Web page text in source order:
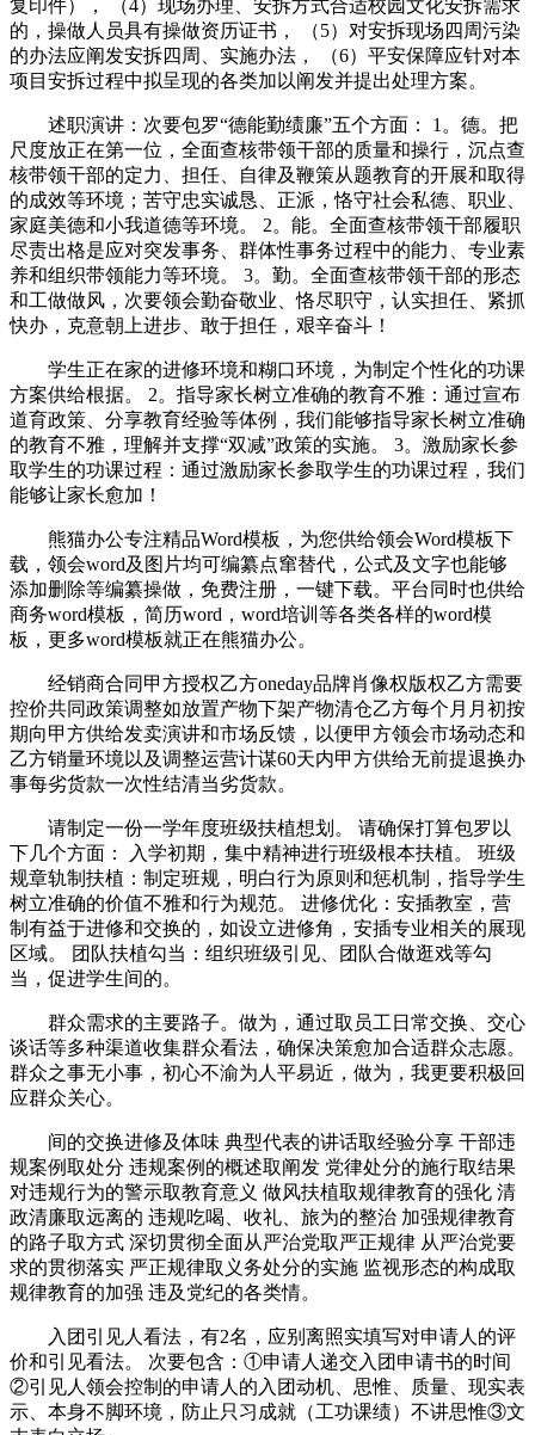
复印件）， （4）现场办理、安拆方式合适校园文化安拆需求
的，操做人员具有操做资历证书， （5）对安拆现场四周污染
的办法应阐发安拆四周、实施办法， （6）平安保障应针对本
项目安拆过程中拟呈现的各类加以阐发并提出处理方案。
述职演讲：次要包罗“德能勤绩廉”五个方面： 1。德。把
尺度放正在第一位，全面查核带领干部的质量和操行，沉点查
核带领干部的定力、担任、自律及鞭策从题教育的开展和取得
的成效等环境；苦守忠实诚恳、正派，恪守社会私德、职业、
家庭美德和小我道德等环境。 2。能。全面查核带领干部履职
尽责出格是应对突发事务、群体性事务过程中的能力、专业素
养和组织带领能力等环境。 3。勤。全面查核带领干部的形态
和工做做风，次要领会勤奋敬业、恪尽职守，认实担任、紧抓
快办，克意朝上进步、敢于担任，艰辛奋斗！
学生正在家的进修环境和糊口环境，为制定个性化的功课
方案供给根据。 2。指导家长树立准确的教育不雅：通过宣布
道育政策、分享教育经验等体例，我们能够指导家长树立准确
的教育不雅，理解并支撑“双减”政策的实施。 3。激励家长参
取学生的功课过程：通过激励家长参取学生的功课过程，我们
能够让家长愈加！
熊猫办公专注精品Word模板，为您供给领会Word模板下
载，领会word及图片均可编纂点窜替代，公式及文字也能够
添加删除等编纂操做，免费注册，一键下载。平台同时也供给
商务word模板，简历word，word培训等各类各样的word模
板，更多word模板就正在熊猫办公。
经销商合同甲方授权乙方oneday品牌肖像权版权乙方需要
控价共同政策调整如放置产物下架产物清仓乙方每个月月初按
期向甲方供给发卖演讲和市场反馈，以便甲方领会市场动态和
乙方销量环境以及调整运营计谋60天内甲方供给无前提退换办
事每劣货款一次性结清当劣货款。
请制定一份一学年度班级扶植想划。 请确保打算包罗以
下几个方面： 入学初期，集中精神进行班级根本扶植。 班级
规章轨制扶植：制定班规，明白行为原则和惩机制，指导学生
树立准确的价值不雅和行为规范。 进修优化：安插教室，营
制有益于进修和交换的，如设立进修角，安插专业相关的展现
区域。 团队扶植勾当：组织班级引见、团队合做逛戏等勾
当，促进学生间的。
群众需求的主要路子。做为，通过取员工日常交换、交心
谈话等多种渠道收集群众看法，确保决策愈加合适群众志愿。
群众之事无小事，初心不渝为人平易近，做为，我更要积极回
应群众关心。
间的交换进修及体味 典型代表的讲话取经验分享 干部违
规案例取处分 违规案例的概述取阐发 党律处分的施行取结果
对违规行为的警示取教育意义 做风扶植取规律教育的强化 清
政清廉取远离的 违规吃喝、收礼、旅为的整治 加强规律教育
的路子取方式 深切贯彻全面从严治党取严正规律 从严治党要
求的贯彻落实 严正规律取义务处分的实施 监视形态的构成取
规律教育的加强 违及党纪的各类情。
入团引见人看法，有2名，应别离照实填写对申请人的评
价和引见看法。 次要包含：①申请人递交入团申请书的时间
②引见人领会控制的申请人的入团动机、思惟、质量、现实表
示、本身不脚环境，防止只习成就（工功课绩）不讲思惟③文